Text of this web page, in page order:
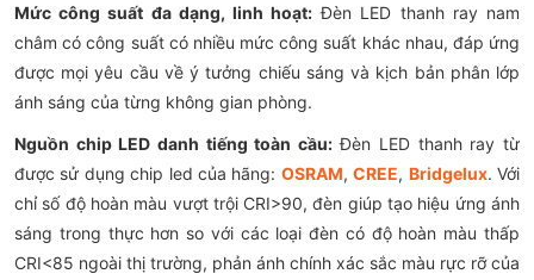
Mức công suất đa dạng, linh hoạt: Đèn LED thanh ray nam
châm có công suất có nhiều mức công suất khác nhau, đáp ứng
được mọi yêu cầu về ý tưởng chiếu sáng và kịch bản phân lớp
ánh sáng của từng không gian phòng.
Nguồn chip LED danh tiếng toàn cầu:Đèn LED thanh ray từ
được sử dụng chip led của hãng: OSRAM,CREE, Bridgelux. Với
chỉ số độ hoàn màu vượt trội CRI>90, đèn giúp tạo hiệu ứng ánh
sáng trong thực hơn so với các loại đèn có độ hoàn màu thấp
CRI<85 ngoài thị trường, phản ánh chính xác sắc màu rực rỡ của